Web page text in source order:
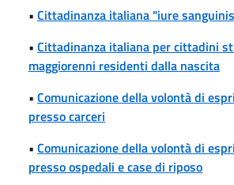
• Cittadinanza italiana "iure
• Cittadinanza italiana per cittadini
maggiorenni residenti dalla nascita
• Comunicazione della volontà di
presso carceri
• Comunicazione della volontà di
presso ospedali e case di riposo